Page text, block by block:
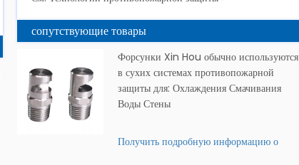
сопутствующие товары
Форсунки Xin Hou обычно используются
в сухих системах противопожарной
защиты для: Охлаждения Смачивания
Воды Стены
Получить подробную информацию о